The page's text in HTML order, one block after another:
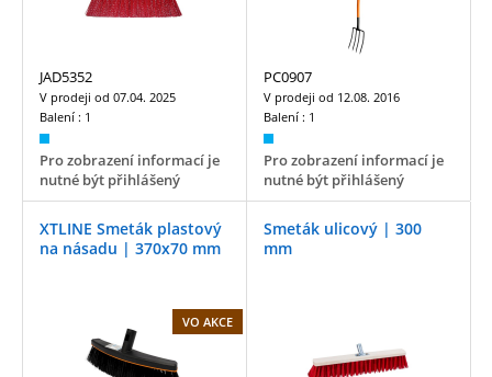
JAD5352
V prodeji od 07.04. 2025
Balení : 1
Pro zobrazení informací je
nutné být přihlášený
PC0907
V prodeji od 12.08. 2016
Balení : 1
Pro zobrazení informací je
nutné být přihlášený
XTLINE Smeták plastový
na násadu | 370x70 mm
VO AKCE
Smeták ulicový | 300
mm